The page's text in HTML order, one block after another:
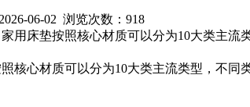
06-02 浏览次数： 918
用床垫按照核心材质可以分为10大类主
核心材质可以分为10大类主流类型，不同